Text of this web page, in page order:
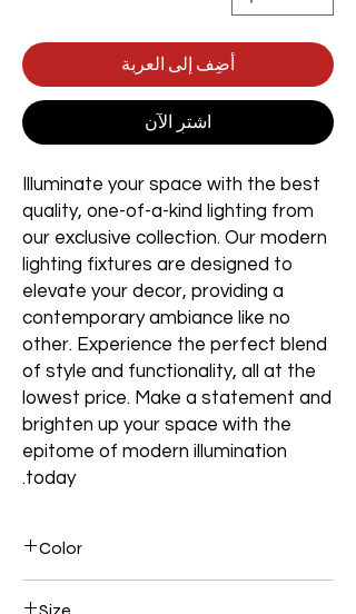
أضِف إلى العربة
اشترِ الآن
Illuminate your space with the best
quality, one-of-a-kind lighting from
our exclusive collection. Our modern
lighting fixtures are designed to
elevate your decor, providing a
contemporary ambiance like no
other. Experience the perfect blend
of style and functionality, all at the
lowest price. Make a statement and
brighten up your space with the
epitome of modern illumination
today.
Color